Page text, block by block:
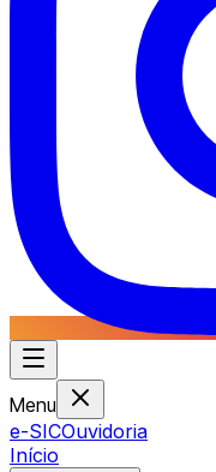
Menu
e-SICOuvidoria
Início